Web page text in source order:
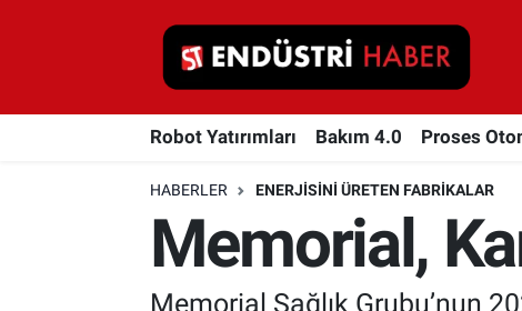
Robot Yatırımları Bakım 4.0 Proses
HABERLER ENERJISINI ÜRETEN FABRIKALAR
Memorial,
Memorial Sağlık Grubu’nun
Robot Yatırımları
Proses Otomasyonu